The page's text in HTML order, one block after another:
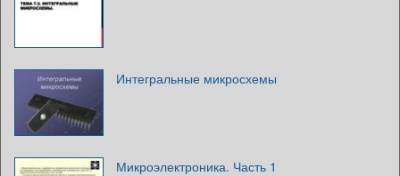
Интегральные микросхемы
Микроэлектроника. Часть 1